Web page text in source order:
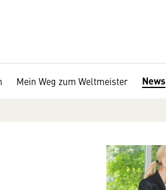
Mein Weg zum Weltmeister News